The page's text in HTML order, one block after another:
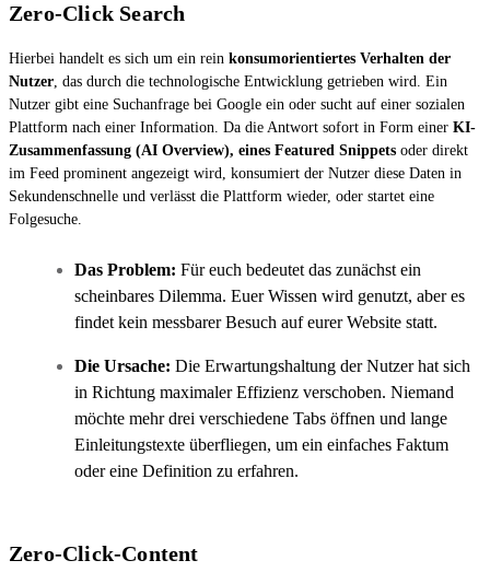
Zero-Click Search
Hierbei handelt es sich um ein rein konsumorientiertes Verhalten der
Nutzer, das durch die technologische Entwicklung getrieben wird. Ein
Nutzer gibt eine Suchanfrage bei Google ein oder sucht auf einer sozialen
Plattform nach einer Information. Da die Antwort sofort in Form einer KI-
Zusammenfassung (AI Overview), eines Featured Snippets oder direkt
im Feed prominent angezeigt wird, konsumiert der Nutzer diese Daten in
Sekundenschnelle und verlässt die Plattform wieder, oder startet eine
Folgesuche.
Das Problem: Für euch bedeutet das zunächst ein
scheinbares Dilemma. Euer Wissen wird genutzt, aber es
findet kein messbarer Besuch auf eurer Website statt.
Die Ursache: Die Erwartungshaltung der Nutzer hat sich
in Richtung maximaler Effizienz verschoben. Niemand
möchte mehr drei verschiedene Tabs öffnen und lange
Einleitungstexte überfliegen, um ein einfaches Faktum
oder eine Definition zu erfahren.
Zero-Click-Content